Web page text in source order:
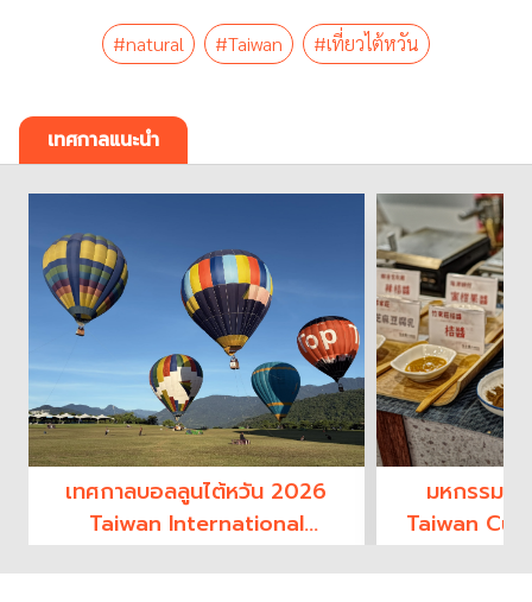
#natural #Taiwan #เที่ยวไต้หวัน
เทศกาลแนะนำ
เทศกาลบอลลูนไต้หวัน 2026
Taiwan International
Balloon Festival
มหกรรมอ
Taiwan